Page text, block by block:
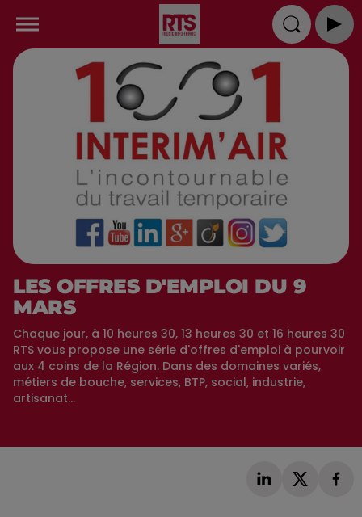
LES OFFRES D'EMPLOI DU 9
MARS
Chaque jour, à 10 heures 30, 13 heures 30 et 16 heures 30
RTS vous propose une série d'offres d'emploi à pourvoir
aux 4 coins de la Région. Dans des domaines variés,
métiers de bouche, services, BTP, social, industrie,
artisanat...